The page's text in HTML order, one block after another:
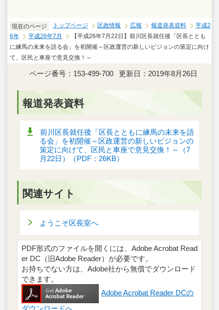
現在のページ トップページ 区政情報 広報 報道発表資料
平成2
6年
平成26年7月
【平成26年7月22日】前川区長就任後「区長ととも
に練馬の未来を語る会」を初開催～区政運営の新しいビジョンの策定に向け
て、区民と車座で意見交換！～
ページ番号：153-499-700 更新日：2019年8月26日
報道発表資料
前川区長就任後「区長とともに練馬の未来を語
る会」を初開催～区政運営の新しいビジョンの
策定に向けて、区民と車座で意見交換！～（7
月22日）（PDF：26KB）
関連サイト
ようこそ区長室へ
PDF形式のファイルを開くには、Adobe Acrobat Read
er DC（旧Adobe Reader）が必要です。
お持ちでない方は、Adobe社から無償でダウンロード
できます。
Adobe Acrobat Reader DCの
ダウンロードへ